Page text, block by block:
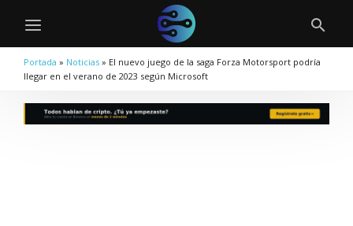
Portada » Noticias » El nuevo juego de la saga Forza Motorsport podría
llegar en el verano de 2023 según Microsoft